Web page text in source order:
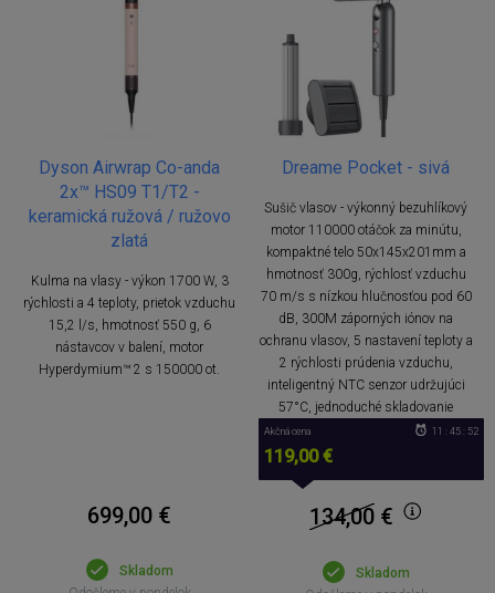
Dyson Airwrap Co-anda
2x™ HS09 T1/T2 -
keramická ružová / ružovo
zlatá
Kulma na vlasy - výkon 1700 W, 3
rýchlosti a 4 teploty, prietok vzduchu
15,2 l/s, hmotnosť 550 g, 6
nástavcov v balení, motor
Hyperdymium™ 2 s 150000 ot.
699,00 €
Skladom
Dreame Pocket - sivá
Sušič vlasov - výkonný bezuhlíkový
motor 110000 otáčok za minútu,
kompaktné telo 50x145x201mm a
hmotnosť 300g, rýchlosť vzduchu
70 m/s s nízkou hlučnosťou pod 60
dB, 300M záporných iónov na
ochranu vlasov, 5 nastavení teploty a
2 rýchlosti prúdenia vzduchu,
inteligentný NTC senzor udržujúci
57°C, jednoduché skladovanie
Akčná cena
119,00 €
11 : 45 : 51
134,00 €
Skladom